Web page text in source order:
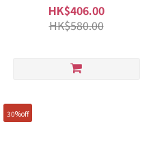
Pants PMFP261939
HK$406.00
HK$580.00
30%off